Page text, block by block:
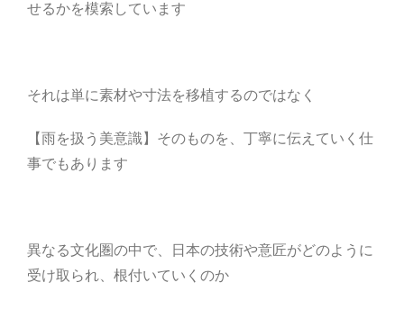
せるかを模索しています
それは単に素材や寸法を移植するのではなく
【雨を扱う美意識】そのものを、丁寧に伝えていく仕
事でもあります
異なる文化圏の中で、日本の技術や意匠がどのように
受け取られ、根付いていくのか